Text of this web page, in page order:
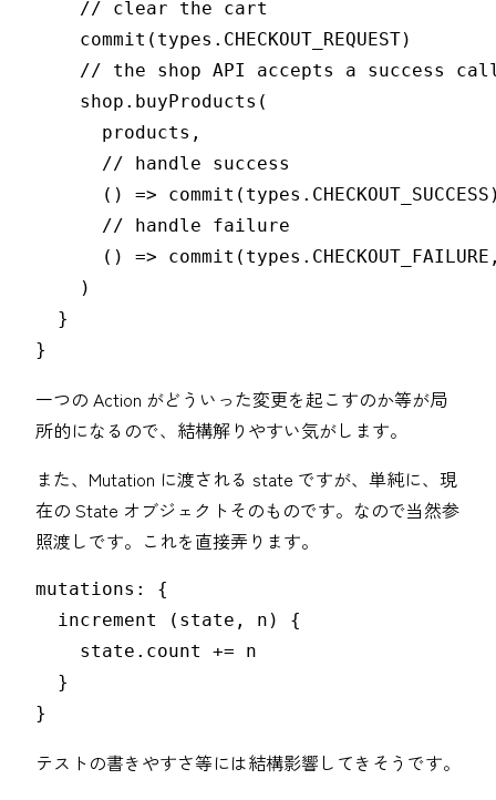
    // clear the cart
    commit(types.CHECKOUT_REQUEST)
// the shop API accepts a success
    shop.buyProducts(
      products,
      // handle success
() =>
      // handle failure
() =>
    )
  }
}
一つの Action がどういった変更を起こすのか等が局
所的になるので、結構解りやすい気がします。
また、Mutation に渡される state ですが、単純に、現
在の State オブジェクトそのものです。なので当然参
照渡しです。これを直接弄ります。
mutations: {
  increment (state, n) {
    state.count += n
  }
}
テストの書きやすさ等には結構影響してきそうです。